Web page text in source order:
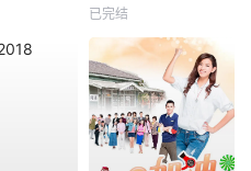
已完结